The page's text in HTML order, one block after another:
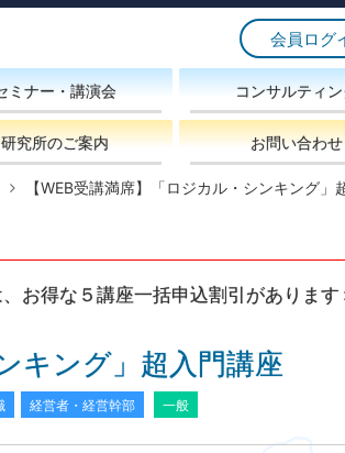
会員ログ
ミナー・講演会 コンサルティ
研究所のご案内 お問い合わせ
【WEB受講満席】「ロジカル・シンキング」
お得な５講座一括申込割引があります
キング」超入門講座
経営者・経営幹部 一般